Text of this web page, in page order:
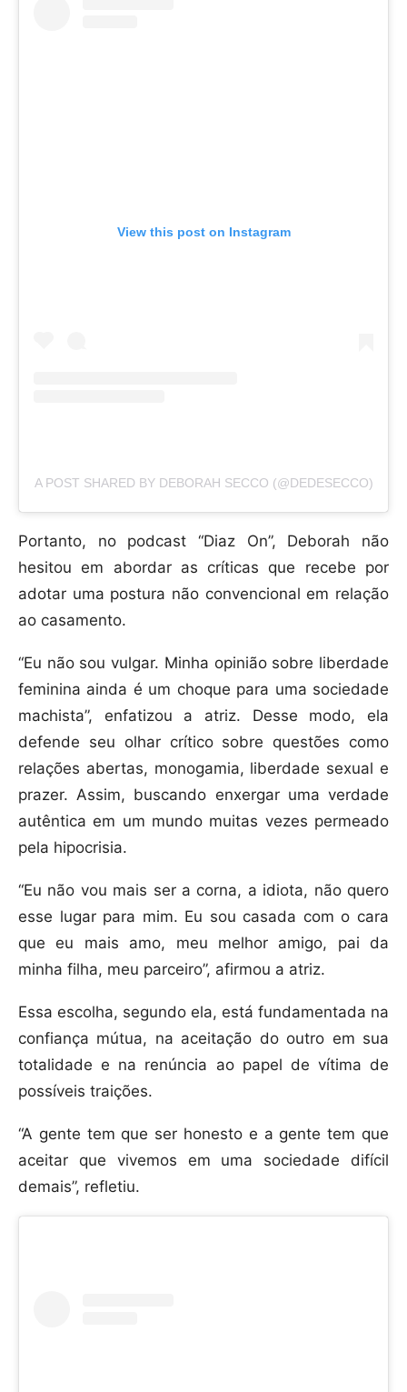
View this post on Instagram
A POST SHARED BY DEBORAH SECCO (@DEDESECCO)
Portanto, no podcast “Diaz On”, Deborah não
hesitou em abordar as críticas que recebe por
adotar uma postura não convencional em relação
ao casamento.
“Eu não sou vulgar. Minha opinião sobre liberdade
feminina ainda é um choque para uma sociedade
machista”, enfatizou a atriz. Desse modo, ela
defende seu olhar crítico sobre questões como
relações abertas, monogamia, liberdade sexual e
prazer. Assim, buscando enxergar uma verdade
autêntica em um mundo muitas vezes permeado
pela hipocrisia.
“Eu não vou mais ser a corna, a idiota, não quero
esse lugar para mim. Eu sou casada com o cara
que eu mais amo, meu melhor amigo, pai da
minha filha, meu parceiro”, afirmou a atriz.
Essa escolha, segundo ela, está fundamentada na
confiança mútua, na aceitação do outro em sua
totalidade e na renúncia ao papel de vítima de
possíveis traições.
“A gente tem que ser honesto e a gente tem que
aceitar que vivemos em uma sociedade difícil
demais”, refletiu.